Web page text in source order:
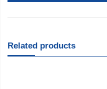
Related products